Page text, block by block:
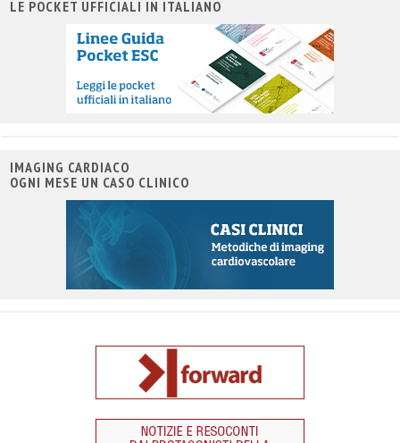
LE POCKET UFFICIALI IN ITALIANO
IMAGING CARDIACO
OGNI MESE UN CASO CLINICO